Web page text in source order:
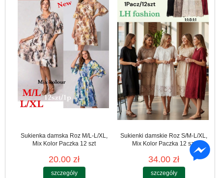
Sukienka damska Roz M/L-L/XL,
Mix Kolor Paczka 12 szt
20.00 zł
szczegóły
Sukienki damskie Roz S/M-L/XL,
Mix Kolor Paczka 12 szt
34.00 zł
szczegóły